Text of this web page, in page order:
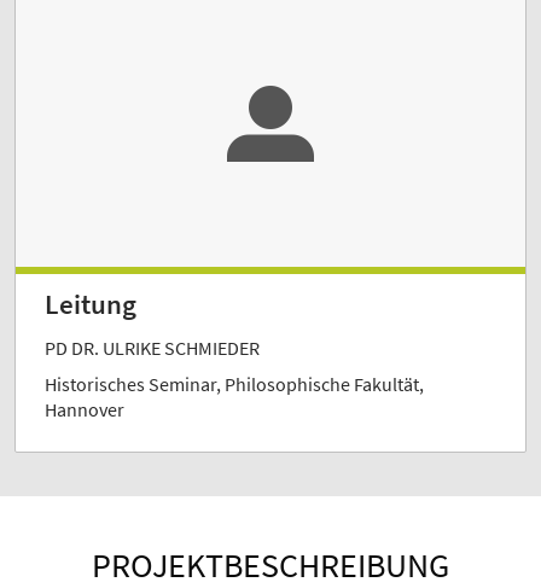
Leitung
PD DR. ULRIKE SCHMIEDER
Historisches Seminar, Philosophische Fakultät,
Hannover
PROJEKTBESCHREIBUNG